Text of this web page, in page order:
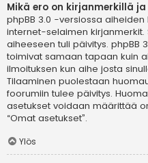
Mikä ero on kirjanmerkillä
phpBB 3.0 -versiossa
internet-selaimen kirjanmerkit.
aiheeseen tuli päivitys. phpBB
toimivat samaan tapaan kuin
ilmoituksen kun aihe josta
Tilaaminen puolestaan
foorumiin tulee päivitys.
asetukset voidaan määrittää
“Omat asetukset”.
Ylös